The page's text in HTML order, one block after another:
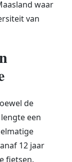
waar
van
de
een
12 jaar
fietsen.